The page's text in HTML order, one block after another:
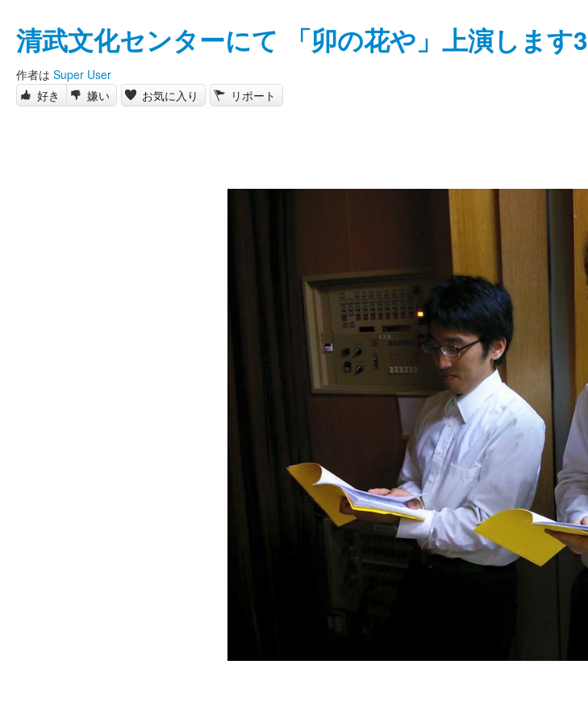
清武文化センターにて 「卯の花や」上演します3
作者は Super User
好き
嫌い お気に入り リポート